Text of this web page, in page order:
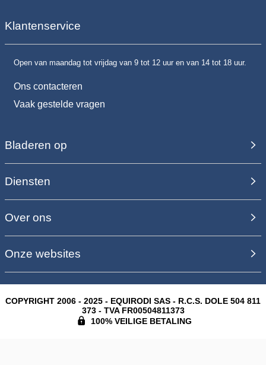
Klantenservice
Open van maandag tot vrijdag van 9 tot 12 uur en van 14 tot 18 uur.
Ons contacteren
Vaak gestelde vragen
Bladeren op
Diensten
Over ons
Onze websites
COPYRIGHT 2006 - 2025 - EQUIRODI SAS - R.C.S. DOLE 504 811
373 - TVA FR00504811373
100% VEILIGE BETALING